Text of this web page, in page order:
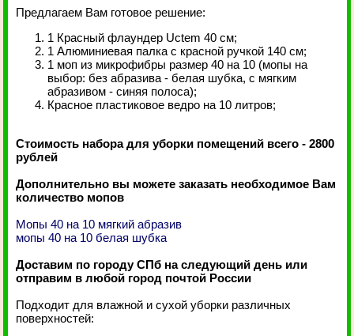
Предлагаем Вам готовое решение:
1 Красный флаундер Uctem 40 см;
1 Алюминиевая палка с красной ручкой 140 см;
1 моп из микрофибры размер 40 на 10 (мопы на
выбор: без абразива - белая шубка, с мягким
абразивом - синяя полоса);
Красное пластиковое ведро на 10 литров;
Стоимость набора для уборки помещений всего - 2800
рублей
Дополнительно вы можете заказать необходимое Вам
количество мопов
Мопы 40 на 10 мягкий абразив
мопы 40 на 10 белая шубка
Доставим по городу СПб на следующий день или
отправим в любой город почтой России
Подходит для влажной и сухой уборки различных
поверхностей: